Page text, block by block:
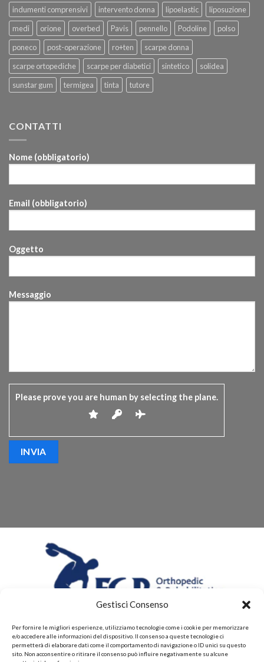
Gestisci Consenso
Per fornire le migliori esperienze, utilizziamo tecnologie come i cookie per memorizzare
e/o accedere alle informazioni del dispositivo. Il consenso a queste tecnologie ci
permetterà di elaborare dati come il comportamento di navigazione o ID unici su questo
sito. Non acconsentire o ritirare il consenso può influire negativamente su alcune
indumenti comprensivi
intervento donna lipoelastic
liposuzione
medi
orione overbed Pavis pennello Podoline
polso
poneco
post-operazione ro+ten
scarpe donna
scarpe ortopediche
scarpe per diabetici sintetico
solidea
sunstar gum
termigea tinta tutore
CONTATTI
Nome (obbligatorio)
Email (obbligatorio)
Oggetto
Messaggio
Please prove you are human by selecting the plane.